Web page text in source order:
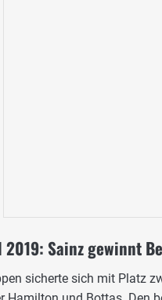
2019: Sainz gewinnt
sicherte sich mit Platz